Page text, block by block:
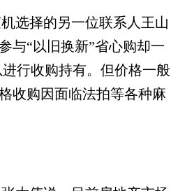
选择的另一位联系人王山
与“以旧换新”省心购却一
行收购持有。但价格一般
收购因面临法拍等各种麻